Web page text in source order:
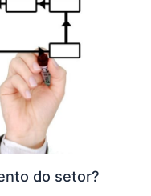
do setor?